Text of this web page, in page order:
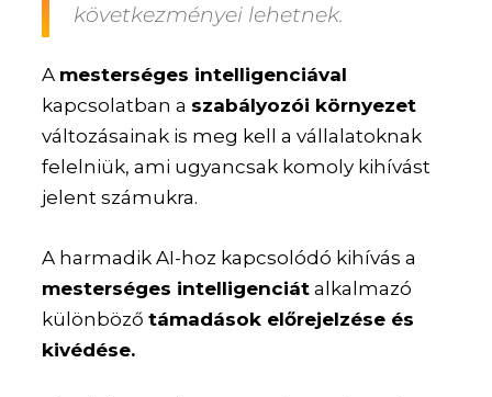
következményei lehetnek.
A mesterséges intelligenciával
kapcsolatban a szabályozói környezet
változásainak is meg kell a vállalatoknak
felelniük, ami ugyancsak komoly kihívást
jelent számukra.
A harmadik AI-hoz kapcsolódó kihívás a
mesterséges intelligenciát alkalmazó
különbözőtámadások előrejelzése és
kivédése.